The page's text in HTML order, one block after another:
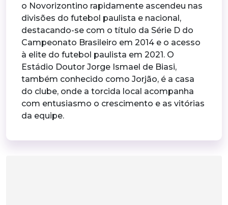
o Novorizontino rapidamente ascendeu nas
divisões do futebol paulista e nacional,
destacando-se com o título da Série D do
Campeonato Brasileiro em 2014 e o acesso
à elite do futebol paulista em 2021. O
Estádio Doutor Jorge Ismael de Biasi,
também conhecido como Jorjão, é a casa
do clube, onde a torcida local acompanha
com entusiasmo o crescimento e as vitórias
da equipe.